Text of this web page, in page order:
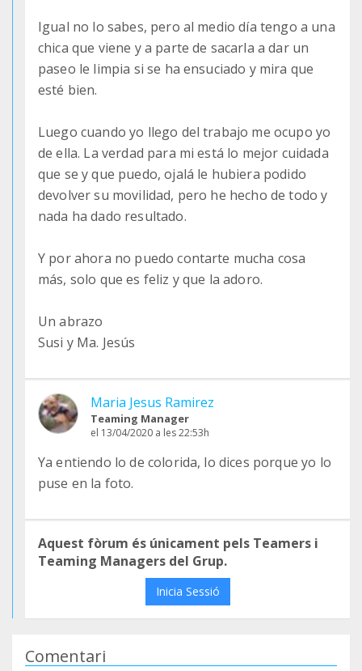
Igual no lo sabes, pero al medio día tengo a una
chica que viene y a parte de sacarla a dar un
paseo le limpia si se ha ensuciado y mira que
esté bien.
Luego cuando yo llego del trabajo me ocupo yo
de ella. La verdad para mi está lo mejor cuidada
que se y que puedo, ojalá le hubiera podido
devolver su movilidad, pero he hecho de todo y
nada ha dado resultado.
Y por ahora no puedo contarte mucha cosa
más, solo que es feliz y que la adoro.
Un abrazo
Susi y Ma. Jesús
Maria Jesus Ramirez
Teaming Manager
el 13/04/2020 a les 22:53h
Ya entiendo lo de colorida, lo dices porque yo lo
puse en la foto.
Aquest fòrum és únicament pels Teamers i
Teaming Managers del Grup.
Inicia Sessió
Comentari